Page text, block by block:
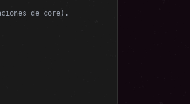
de core).